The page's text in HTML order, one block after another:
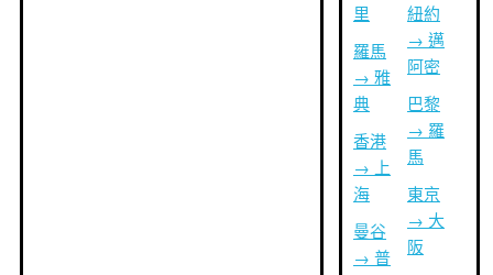
里
羅馬
→ 雅
典
香港
→ 上
海
曼谷
→ 普
紐約
→ 邁
阿密
巴黎
→ 羅
馬
東京
→ 大
阪